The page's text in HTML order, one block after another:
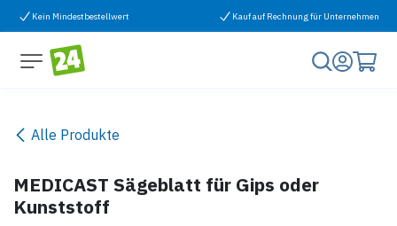
Zum Inhalt springen
Kein Mindestbestellwert Kauf auf Rechnung für Unternehmen
Alle Produkte
MEDICAST Sägeblatt für Gips oder
Kunststoff